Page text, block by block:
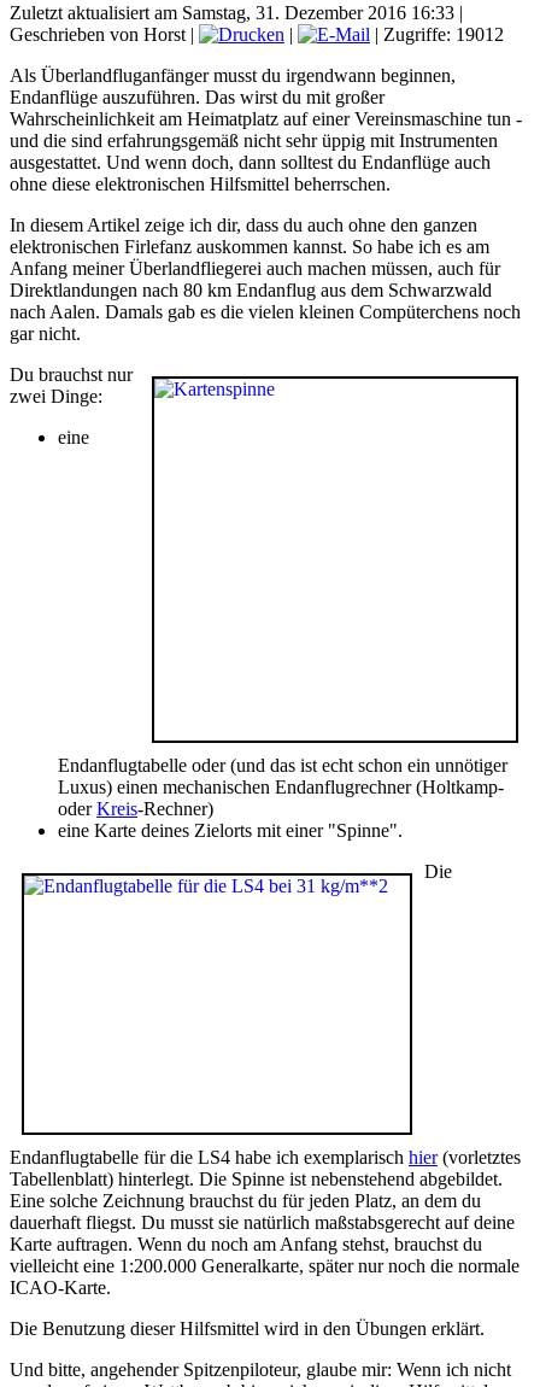
Zuletzt aktualisiert am Samstag, 31. Dezember 2016 16:33 |
Geschrieben von Horst | |
| Zugriffe: 19012
Als Überlandfluganfänger musst du irgendwann beginnen,
Endanflüge auszuführen. Das wirst du mit großer
Wahrscheinlichkeit am Heimatplatz auf einer Vereinsmaschine tun -
und die sind erfahrungsgemäß nicht sehr üppig mit Instrumenten
ausgestattet. Und wenn doch, dann solltest du Endanflüge auch
ohne diese elektronischen Hilfsmittel beherrschen.
In diesem Artikel zeige ich dir, dass du auch ohne den ganzen
elektronischen Firlefanz auskommen kannst. So habe ich es am
Anfang meiner Überlandfliegerei auch machen müssen, auch für
Direktlandungen nach 80 km Endanflug aus dem Schwarzwald
nach Aalen. Damals gab es die vielen kleinen Compüterchens noch
gar nicht.
Du brauchst nur
zwei Dinge:
eine
Endanflugtabelle oder (und das ist echt schon ein unnötiger
Luxus) einen mechanischen Endanflugrechner (Holtkamp-
oderKreis-Rechner)
eine Karte deines Zielorts mit einer "Spinne".
Die
Endanflugtabelle für die LS4 habe ich exemplarisch hier(vorletztes
Tabellenblatt) hinterlegt. Die Spinne ist nebenstehend abgebildet.
Eine solche Zeichnung brauchst du für jeden Platz, an dem du
dauerhaft fliegst. Du musst sie natürlich maßstabsgerecht auf deine
Karte auftragen. Wenn du noch am Anfang stehst, brauchst du
vielleicht eine 1:200.000 Generalkarte, später nur noch die normale
ICAO-Karte.
Die Benutzung dieser Hilfsmittel wird in den Übungen erklärt.
Und bitte, angehender Spitzenpiloteur, glaube mir: Wenn ich nicht